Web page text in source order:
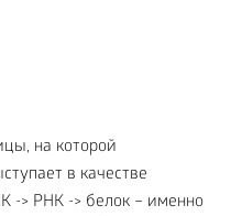
на которой
в качестве
-> РНК -> белок – именно